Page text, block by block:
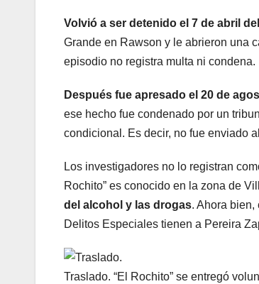
Volvió a ser detenido el 7 de abril
Grande en Rawson y le abrieron una
episodio no registra multa ni condena.
Después fue apresado el 20 de
ese hecho fue condenado por un
condicional. Es decir, no fue enviado
Los investigadores no lo registran
Rochito” es conocido en la zona de
del alcohol y las drogas. Ahora
Delitos Especiales tienen a Pereira
Traslado. “El Rochito” se entregó